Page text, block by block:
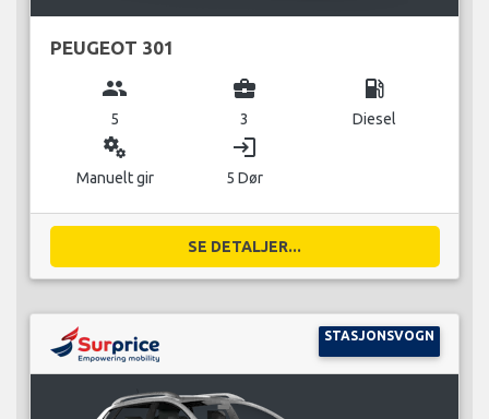
PEUGEOT 301
group
5
business_center
3
local_gas_station
Diesel
miscellaneous_services
Manuelt gir
login
5 Dør
SE DETALJER...
STASJONSVOGN